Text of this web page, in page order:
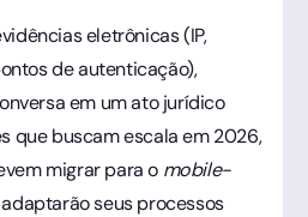
eletrônicas (IP,
de autenticação),
em um ato jurídico
que buscam escala em 2026,
migrar para o mobile-
seus processos